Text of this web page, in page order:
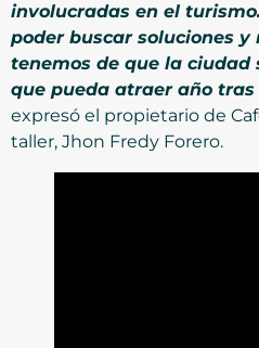
involucradas en el
poder buscar soluciones
tenemos de que la
que pueda atraer año tras
expresó el propietario de
taller, Jhon Fredy Forero.